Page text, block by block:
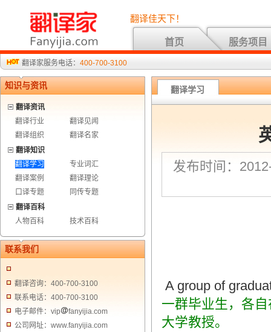
翻译佳天下！
首页 服务项目
翻译家服务电话： 400-700-3100
知识与资讯
翻译资讯
翻译行业
翻译见闻
翻译组织
翻译名家
翻译知识
翻译学习
专业词汇
翻译案例
翻译理论
口译专题
同传专题
翻译百科
人物百科
技术百科
联系我们
翻译咨询：400-700-3100
联系电话：400-700-3100
电子邮件：vip
fanyijia.com
公司网址：www.fanyijia.com
翻译学习
发布时间：
A group of
一群毕业生，各
大学教授。